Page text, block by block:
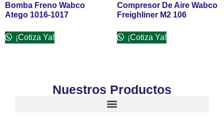
Bomba Freno Wabco
Atego 1016-1017
¡Cotiza Ya!
Compresor De Aire Wabco
Freighliner M2 106
¡Cotiza Ya!
Nuestros Productos